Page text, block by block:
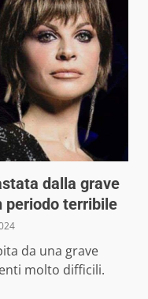
dalla grave
periodo terribile
da una grave
molto difficili.